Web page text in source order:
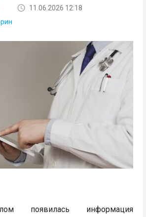
11.06.2026 12:18
появилась информация